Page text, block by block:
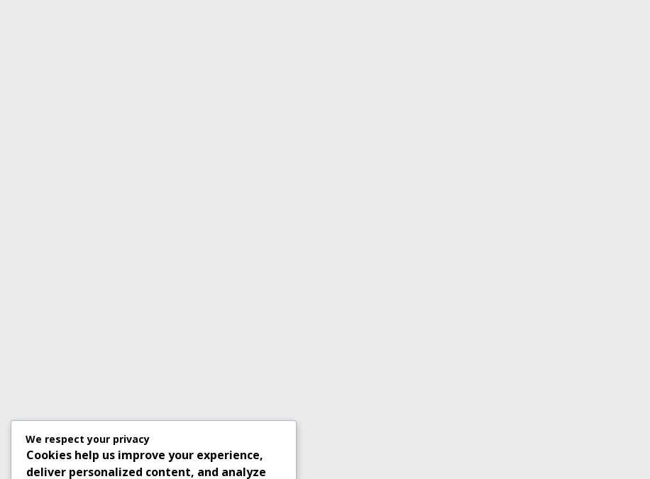
We respect your privacy
Cookies help us improve your experience,
deliver personalized content, and analyze